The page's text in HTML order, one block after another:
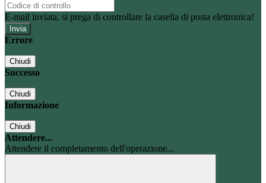
E-mail inviata, si prega di controllare la casella di posta elettronica!
Errore
Chiudi
Successo
Chiudi
Informazione
Chiudi
Attendere...
Attendere il completamento dell'operazione...